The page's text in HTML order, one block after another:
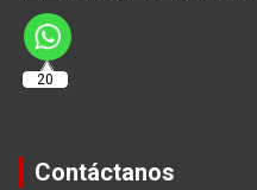
20
Contáctanos